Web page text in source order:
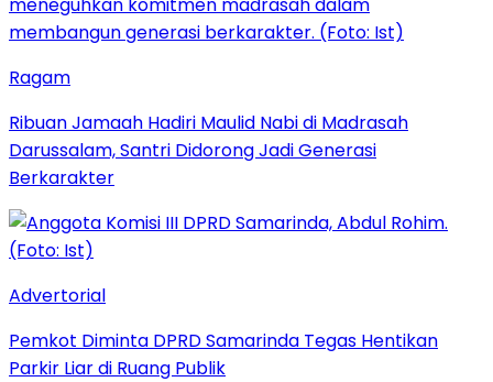
Ragam
Ribuan Jamaah Hadiri Maulid Nabi di Madrasah
Darussalam, Santri Didorong Jadi Generasi
Berkarakter
Advertorial
Pemkot Diminta DPRD Samarinda Tegas Hentikan
Parkir Liar di Ruang Publik